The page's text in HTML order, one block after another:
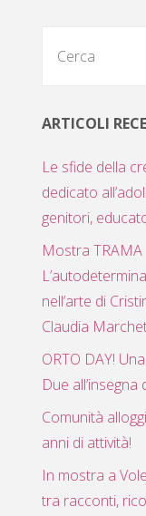
ARTICOLI
Le sfide della
dedicato
genitori,
Mostra TRAMA
nell’arte di
Claudia
ORTO DAY!
Due
Comunità
anni di attività!
In mostra a
tra racconti,